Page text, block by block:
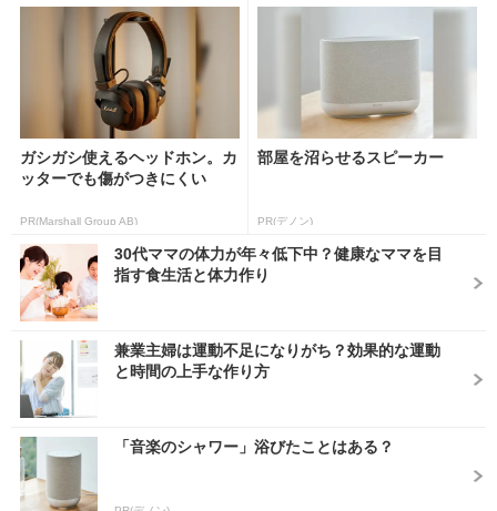
ガシガシ使えるヘッドホン。カ
ッターでも傷がつきにくい
PR(Marshall Group AB)
部屋を沼らせるスピーカー
PR(デノン)
30代ママの体力が年々低下中？健康なママを目
指す食生活と体力作り
兼業主婦は運動不足になりがち？効果的な運動
と時間の上手な作り方
「音楽のシャワー」浴びたことはある？